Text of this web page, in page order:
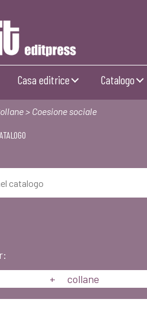
Casa editrice Catalogo
> Coesione sociale
+ collane